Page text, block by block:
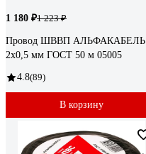
1 180 ₽1 223 ₽
Провод ШВВП АЛЬФАКАБЕЛЬ
2х0,5 мм ГОСТ 50 м 05005
4.8(89)
В корзину